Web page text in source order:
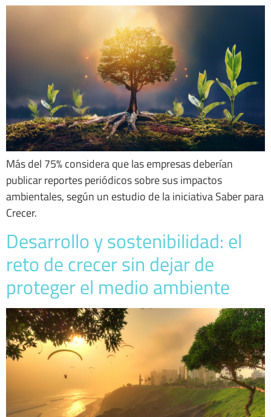
Más del 75% considera que las empresas deberían
publicar reportes periódicos sobre sus impactos
ambientales, según un estudio de la iniciativa Saber para
Crecer.
Desarrollo y sostenibilidad: el
reto de crecer sin dejar de
proteger el medio ambiente